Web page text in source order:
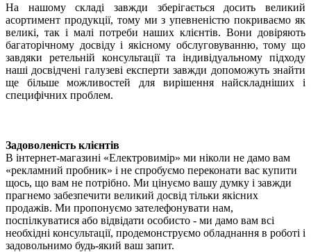
На нашому складі завжди зберігається досить великий
асортимент продукції, тому ми з упевненістю покриваємо як
великі, так і малі потреби наших клієнтів. Вони довіряють
багаторічному досвіду і якісному обслуговуванню, тому що
завдяки ретельній консультації та індивідуальному підходу
наші досвідчені галузеві експерти завжди допоможуть знайти
ще більше можливостей для вирішення найскладніших і
специфічних проблем.
Задоволеність клієнтів
В інтернет-магазині «Електровимір» ми ніколи не дамо вам
«рекламний пробник» і не спробуємо переконати вас купити
щось, що вам не потрібно. Ми цінуємо вашу думку і завжди
прагнемо забезпечити великий досвід тільки якісних
продажів. Ми пропонуємо зателефонувати нам,
поспілкуватися або відвідати особисто - ми дамо вам всі
необхідні консультації, продемонструємо обладнання в роботі і
задовольнимо будь-який ваш запит.